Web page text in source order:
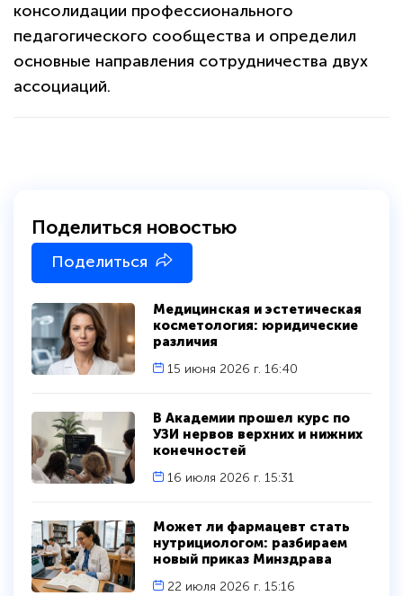
консолидации профессионального
педагогического сообщества и определил
основные направления сотрудничества двух
ассоциаций.
Может ли фармацевт стать
нутрициологом: разбираем
новый приказ Минздрава
22 июля 2026 г. 15:16
В Академии прошел курс по
УЗИ нервов верхних и нижних
конечностей
16 июля 2026 г. 15:31
Медицинская и эстетическая
косметология: юридические
различия
15 июня 2026 г. 16:40
Поделиться новостью
Поделиться